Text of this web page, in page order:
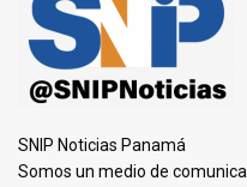
SNIP Noticias Panamá
Somos un medio de